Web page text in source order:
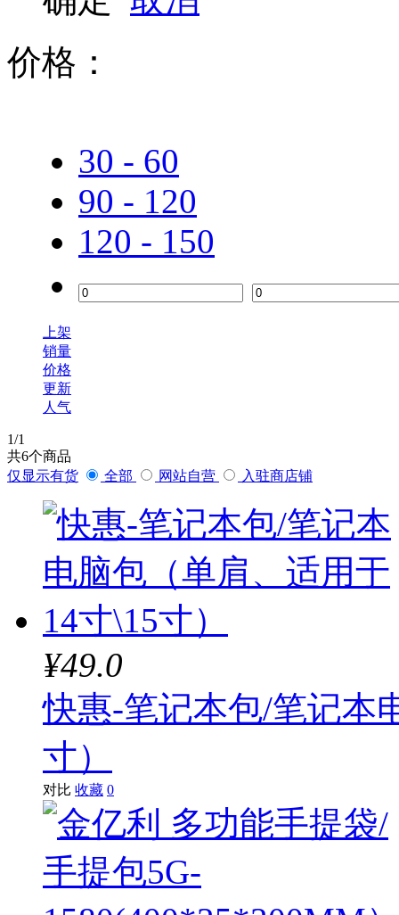
价格：
30 - 60
90 - 120
120 - 150
上架
销量
价格
更新
人气
1/1
共6个商品
仅显示有货
全部 网站自营 入驻商店铺
¥49.0
快惠-笔记本包/笔记本
寸）
对比 收藏 0